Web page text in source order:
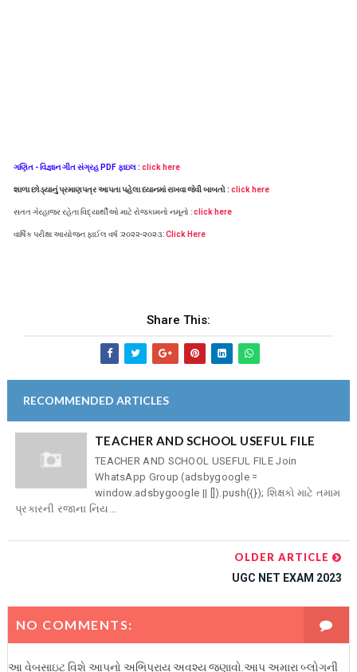
ગણિત - વિજ્ઞાન ગીત સંગ્રહ PDF ફાઇલ : click here
શાળા છોડ્યાનું પ્રમાણપત્ર આપતા પહેલા ધ્યાનમાં રાખવા જેવી બાબતો : click here
સતત ગેરહાજર રહેતા વિદ્યાર્થીઓ માટે રોજકામનો નમૂનો :click here
વાર્ષિક પરીક્ષા આયોજન ફાઈલ વર્ષ :૨૦૨૨-૨૦૨૩:Click Here
Share This:
RECOMMENDED ARTICLES
TEACHER AND SCHOOL USEFUL FILE
TEACHER AND SCHOOL USEFUL FILE Join
WhatsApp Group (adsbygoogle =
window.adsbygoogle || []).push({}); શિક્ષકો માટે તમામ
પ્રકારની રજાના નિય...
OLDER ARTICLE
UGC NET EXAM 2023
NO COMMENTS:
આ વેબસાઇટ વિશે આપનો અભિપ્રાય અવશ્ય જણાવો.આપ અમારા બ્લોગની